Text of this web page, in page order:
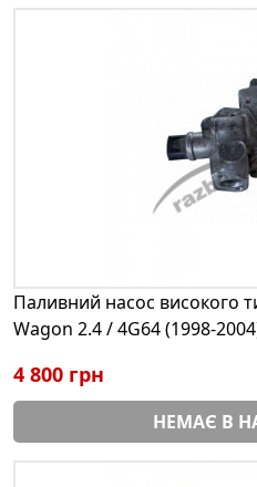
Паливний насос високого
Wagon 2.4 / 4G64 (1998-
4 800 грн
НЕМАЄ В